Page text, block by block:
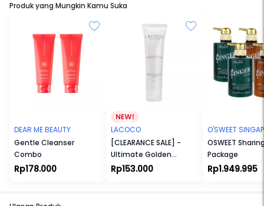
kami pada hewan.
More info: lovebeautyandplanet.com/id
Produk yang Mungkin Kamu Suka
DEAR ME BEAUTY
Gentle Cleanser
Combo
Rp178.000
LACOCO
[CLEARANCE SALE] -
Ultimate Golden
Swallow Facial Foam
Rp153.000
O'SWEET
OSWEET
Package
Rp1.949.995